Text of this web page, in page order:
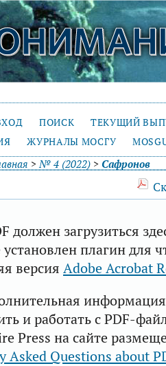
ПОИСК ТЕКУЩИЙ
ЖУРНАЛЫ МОСГУ
>№ 4 (2022)> Сафронов
загрузиться
плагин для
версия Adobe Acrobat
и работать с PDF-
Press на сайте
Asked Questions about